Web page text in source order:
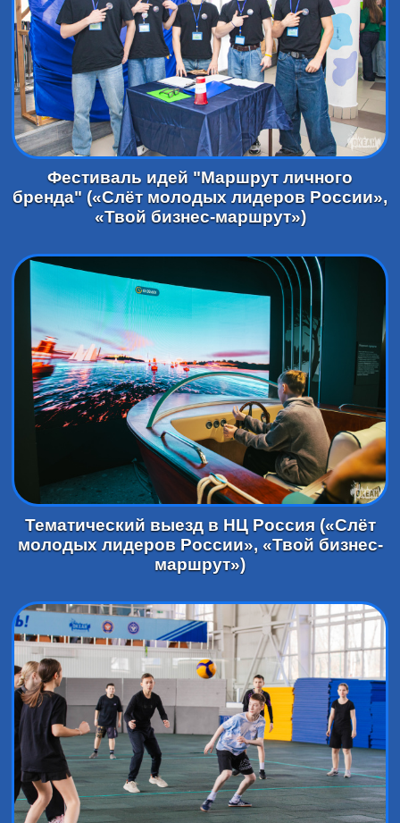
Фестиваль идей "Маршрут личного
бренда" («Слёт молодых лидеров России»,
«Твой бизнес-маршрут»)
Тематический выезд в НЦ Россия («Слёт
молодых лидеров России», «Твой бизнес-
маршрут»)